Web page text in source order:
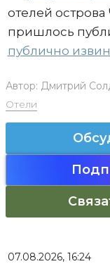
отелей
пришлось
публично
Автор: Дмитрий
Отели
07.08.2026, 16:24